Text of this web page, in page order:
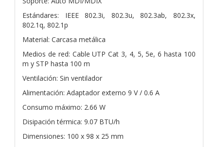
Estándares: IEEE 802.3i, 802.3u, 802.3ab, 802.3x,
802.1q, 802.1p
Material: Carcasa metálica
Medios de red: Cable UTP Cat 3, 4, 5, 5e, 6 hasta 100
m y STP hasta 100 m
Ventilación: Sin ventilador
Alimentación: Adaptador externo 9 V / 0.6 A
Consumo máximo: 2.66 W
Disipación térmica: 9.07 BTU/h
Dimensiones: 100 x 98 x 25 mm